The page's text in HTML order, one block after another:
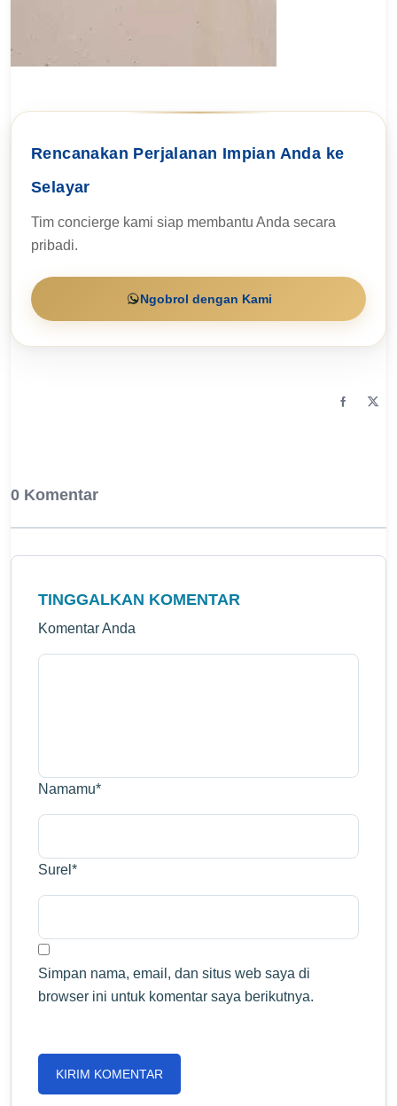
Rencanakan Perjalanan Impian Anda ke
Selayar
Tim concierge kami siap membantu Anda secara
pribadi.
Ngobrol dengan Kami
0 Komentar
TINGGALKAN KOMENTAR
Komentar Anda
Namamu*
Surel *
Simpan nama, email, dan situs web saya di
browser ini untuk komentar saya berikutnya.